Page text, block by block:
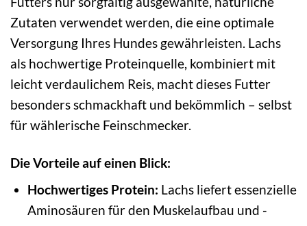
Zutaten verwendet werden, die eine optimale
Versorgung Ihres Hundes gewährleisten. Lachs
als hochwertige Proteinquelle, kombiniert mit
leicht verdaulichem Reis, macht dieses Futter
besonders schmackhaft und bekömmlich – selbst
für wählerische Feinschmecker.
Die Vorteile auf einen Blick:
Hochwertiges Protein: Lachs liefert essenzielle
Aminosäuren für den Muskelaufbau und -